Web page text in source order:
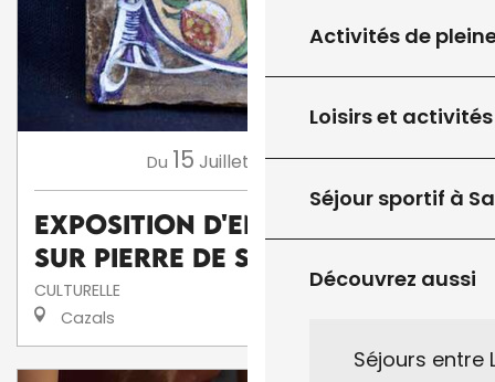
Activités de
Loisirs et activités
Séjour sportif à
Découvrez aussi
Séjours entre
Du 15 Juillet au16Août
Exposition d'enluminures
sur pierre de Serge Barlan
CULTURELLE
Cazals